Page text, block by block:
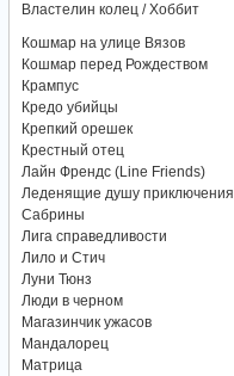
Властелин колец / Хоббит
Кошмар на улице Вязов
Кошмар перед Рождеством
Крампус
Кредо убийцы
Крепкий орешек
Крестный отец
Лайн Френдс (Line Friends)
Леденящие душу приключения
Сабрины
Лига справедливости
Лило и Стич
Луни Тюнз
Люди в черном
Магазинчик ужасов
Мандалорец
Матрица